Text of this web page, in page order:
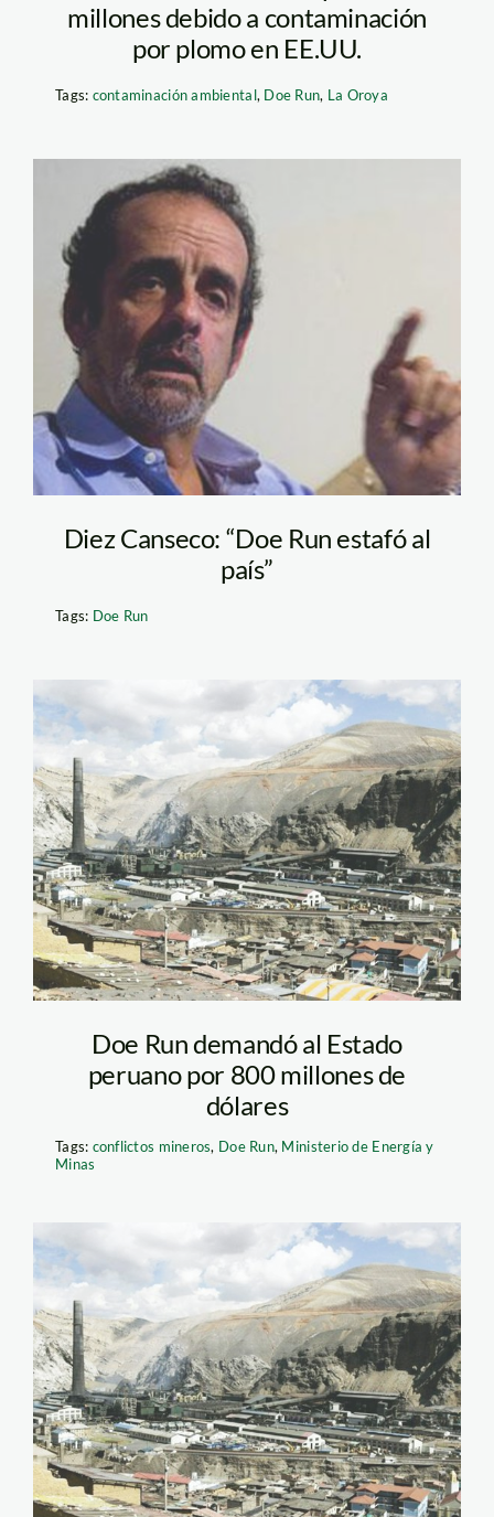
millones debido a contaminación
por plomo en EE.UU.
Tags: contaminación ambiental, Doe Run, La Oroya
javier-diez-
canseco_larepublica
Diez Canseco: “Doe Run estafó al
país”
Tags: Doe Run
doe_run_andina
Doe Run demandó al Estado
peruano por 800 millones de
dólares
Tags: conflictos mineros, Doe Run, Ministerio de Energía y
Minas
doe_run_andina